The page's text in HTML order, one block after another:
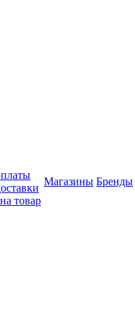
товар
Магазины Бренды